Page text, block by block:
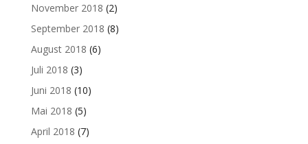
November 2018 (2)
September 2018 (8)
August 2018 (6)
Juli 2018 (3)
Juni 2018 (10)
Mai 2018 (5)
April 2018 (7)